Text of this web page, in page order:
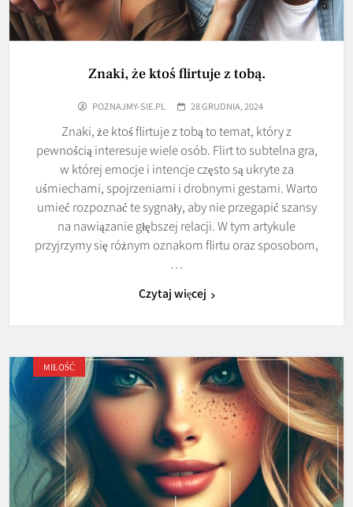
Znaki, że ktoś flirtuje z tobą.
POZNAJMY-SIE.PL 28 GRUDNIA, 2024
Znaki, że ktoś flirtuje z tobą to temat, który z
pewnością interesuje wiele osób. Flirt to subtelna gra,
w której emocje i intencje często są ukryte za
uśmiechami, spojrzeniami i drobnymi gestami. Warto
umieć rozpoznać te sygnały, aby nie przegapić szansy
na nawiązanie głębszej relacji. W tym artykule
przyjrzymy się różnym oznakom flirtu oraz sposobom,
…
Czytaj więcej
MIŁOŚĆ